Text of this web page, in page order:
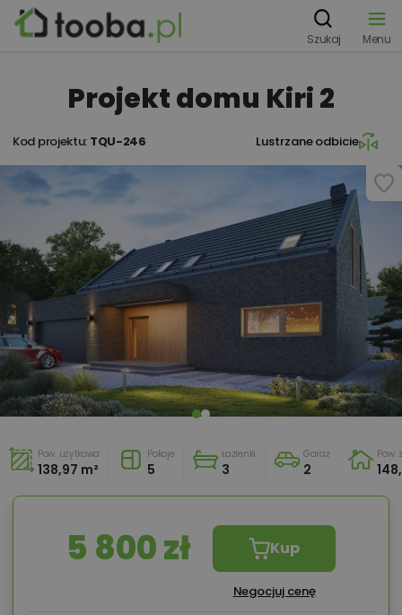
Szukaj Menu
Projekt domu Kiri 2
Kod projektu: TQU-246 Lustrzane odbicie
Pow. użytkowa
138,97 m²
Pokoje
5
Łazienki
3
Garaż
2
Pow.
5 800 zł Kup
Negocjuj cenę